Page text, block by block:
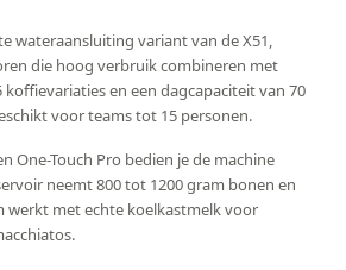
wateraansluiting variant van de X51,
die hoog verbruik combineren met
en een dagcapaciteit van 70
voor teams tot 15 personen.
One-Touch Pro bedien je de machine
neemt 800 tot 1200 gram bonen en
werkt met echte koelkastmelk voor